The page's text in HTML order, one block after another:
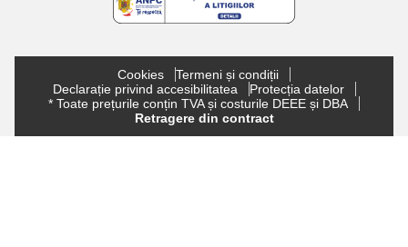
Cookies
Termeni și condiții
Declarație privind accesibilitatea
Protecția datelor
* Toate prețurile conțin TVA și costurile DEEE și DBA
Retragere din contract